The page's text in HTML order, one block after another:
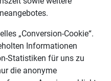
„Conversion-Cookie“.
Informationen
Statistiken für uns zu
die anonyme